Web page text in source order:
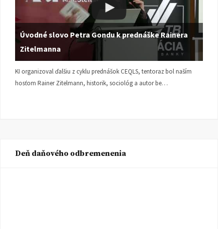
Úvodné slovo Petra Gondu k prednáške Rainera
Zitelmanna
KI organizoval ďalšiu z cyklu prednášok CEQLS, tentoraz bol naším
hosťom Rainer Zitelmann, historik, sociológ a autor be…
Deň daňového odbremenenia